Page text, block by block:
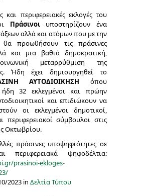
και περιφερειακές εκλογές του
Πράσινοιυποστηρίζουν ένα
αλλά και ατόμων που με την
θα προωθήσουν τις πράσινες
και μια βαθιά δημοκρατική,
μεταρρύθμιση της
Ήδη έχει δημιουργηθεί το
ΑΥΤΟΔΙΟΙΚΗΣΗ όπου
ήδη 32 εκλεγμένοι και πρώην
και επιδιώκουν να
οι εκλεγμένοι δημοτικοί,
περιφερειακοί σύμβουλοι στις
Οκτωβρίου.
πράσινες υποψηφιότητες σε
περιφερειακά ψηφοδέλτια:
prasinoi-ekloges-
2023 in Δελτία Τύπου